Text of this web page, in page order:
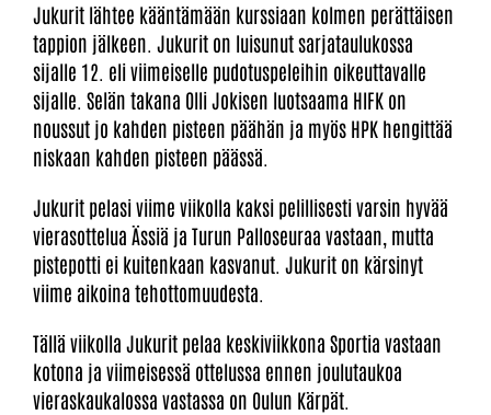
Jukurit lähtee kääntämään kurssiaan kolmen perättäisen
tappion jälkeen. Jukurit on luisunut sarjataulukossa
sijalle 12. eli viimeiselle pudotuspeleihin oikeuttavalle
sijalle. Selän takana Olli Jokisen luotsaama HIFK on
noussut jo kahden pisteen päähän ja myös HPK hengittää
niskaan kahden pisteen päässä.
Jukurit pelasi viime viikolla kaksi pelillisesti varsin hyvää
vierasottelua Ässiä ja Turun Palloseuraa vastaan, mutta
pistepotti ei kuitenkaan kasvanut. Jukurit on kärsinyt
viime aikoina tehottomuudesta.
Tällä viikolla Jukurit pelaa keskiviikkona Sportia vastaan
kotona ja viimeisessä ottelussa ennen joulutaukoa
vieraskaukalossa vastassa on Oulun Kärpät.